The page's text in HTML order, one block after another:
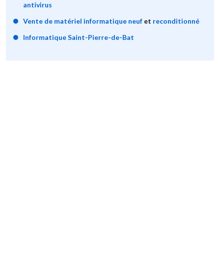
antivirus
Vente de matériel informatique neuf et reconditionné
Informatique Saint-Pierre-de-Bat